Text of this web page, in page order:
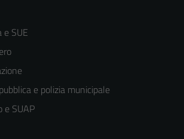
SUE
e polizia municipale
e SUAP